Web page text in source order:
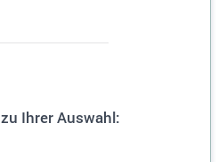
zu Ihrer Auswahl: